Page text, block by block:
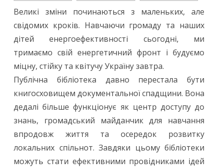
Великі зміни починаються з маленьких, але
свідомих кроків. Навчаючи громаду та наших
дітей енергоефективності сьогодні, ми
тримаємо свій енергетичний фронт і будуємо
міцну, стійку та квітучу Україну завтра.
Публічна бібліотека давно перестала бути
книгосховищем документальної спадщини. Вона
дедалі більше функціонує як центр доступу до
знань, громадський майданчик для навчання
впродовж життя та осередок розвитку
локальних спільнот. Завдяки цьому бібліотеки
можуть стати ефективними провідниками ідей